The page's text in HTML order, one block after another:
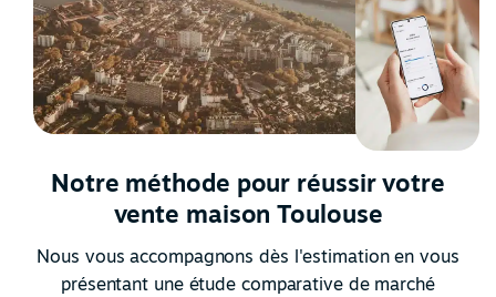
Notre méthode pour réussir votre
vente maison Toulouse
Nous vous accompagnons dès l'estimation en vous
présentant une étude comparative de marché